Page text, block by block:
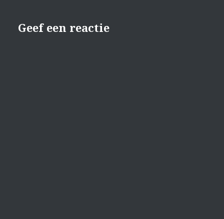
Geef een reactie